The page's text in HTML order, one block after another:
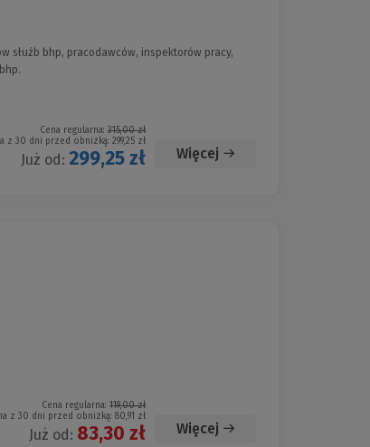
służb bhp, pracodawców, inspektorów pracy,
Cena regularna: 315,00 zł
z 30 dni przed obniżką: 299,25 zł
Już od: 299,25 zł Więcej
Cena regularna: 119,00 zł
z 30 dni przed obniżką: 80,91 zł
Już od: 83,30 zł Więcej